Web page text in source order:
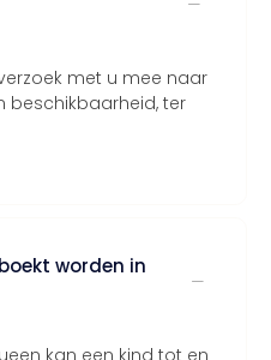
met u mee naar
beschikbaarheid, ter
worden in
kan een kind tot en